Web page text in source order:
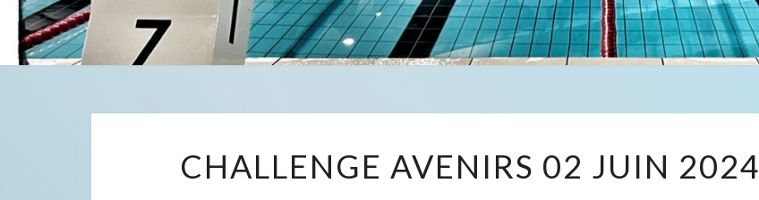
AVENIRS
CHALLENGE AVENIRS 02 JUIN 2024